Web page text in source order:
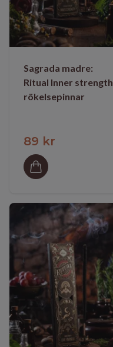
Sagrada madre:
Ritual Inner strength
rökelsepinnar
89 kr